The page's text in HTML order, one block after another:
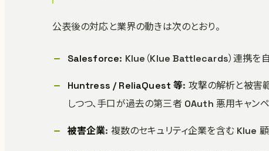
公表後の対応と業界の動きは次のとおり。
Salesforce: Klue（Klue Battlecards）連携を自
Huntress / ReliaQuest 等: 攻撃の解析と被害
しつつ、手口が過去の第三者 OAuth 悪用キャン
被害企業: 複数のセキュリティ企業を含む Klue